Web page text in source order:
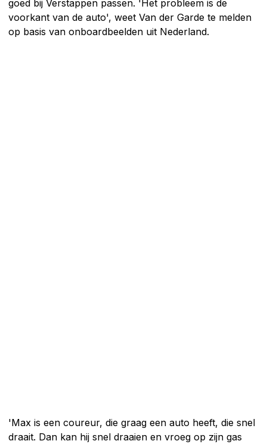
goed bij Verstappen passen. 'Het probleem is de
voorkant van de auto', weet Van der Garde te melden
op basis van onboardbeelden uit Nederland.
'Max is een coureur, die graag een auto heeft, die snel
draait. Dan kan hij snel draaien en vroeg op zijn gas